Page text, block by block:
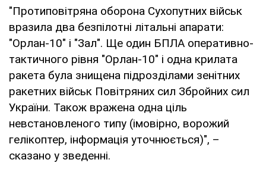
"Протиповітряна оборона Сухопутних військ
вразила два безпілотні літальні апарати:
"Орлан-10" і "Зал". Ще один БПЛА оперативно-
тактичного рівня "Орлан-10" і одна крилата
ракета була знищена підрозділами зенітних
ракетних військ Повітряних сил Збройних сил
України. Також вражена одна ціль
невстановленого типу (імовірно, ворожий
гелікоптер, інформація уточнюється)", –
сказано у зведенні.